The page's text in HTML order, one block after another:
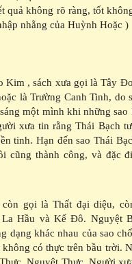
quả không rõ ràng, tốt
nhằng của Huỳnh Hoặc )
Kim , sách xưa gọi là Tây
là Trường Canh Tinh, do
một mình khi những sao
xưa tin rằng Thái Bạch
tinh. Hạn đến sao Thái
cũng thành công, và đặc
gọi là Thất đại diệu,
Hầu và Kế Đô. Nguyệt
dạng khác nhau của sao
có thực trên bầu trời.